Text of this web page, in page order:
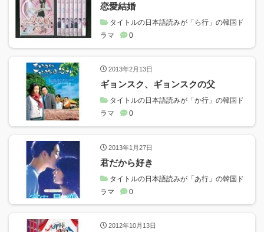
恋愛結婚
タイトルの日本語読みが「ら行」の韓国ド
ラマ
0
2013年2月13日
ギョンスク、ギョンスクの父
タイトルの日本語読みが「か行」の韓国ド
ラマ
0
2013年1月27日
君だから好き
タイトルの日本語読みが「あ行」の韓国ド
ラマ
0
2012年10月13日